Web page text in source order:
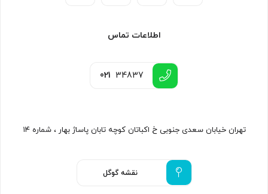
اطلاعات تماس
021 34837
تهران خیابان سعدی جنوبی خ اکباتان کوچه تابان پاساژ بهار ، شماره ۱۴
نقشه گوگل